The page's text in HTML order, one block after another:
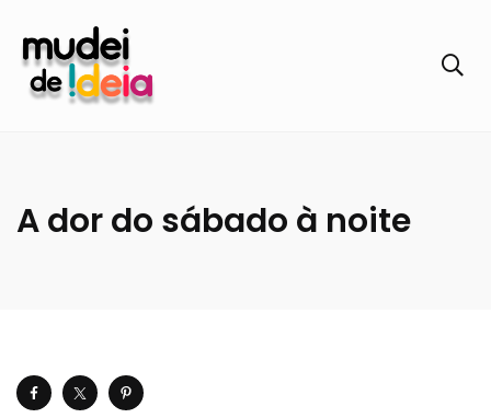
A dor do sábado à noite